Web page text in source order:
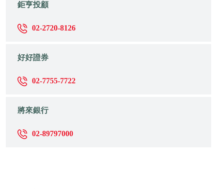
鉅亨投顧
02-2720-8126
好好證券
02-7755-7722
將來銀行
02-89797000